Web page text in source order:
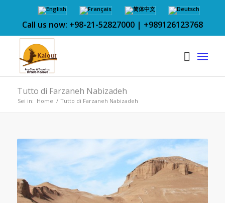
Call us now: +98-21-52827000 | +989126123768
Tutto di Farzaneh Nabizadeh
Sei in: Home / Tutto di Farzaneh Nabizadeh